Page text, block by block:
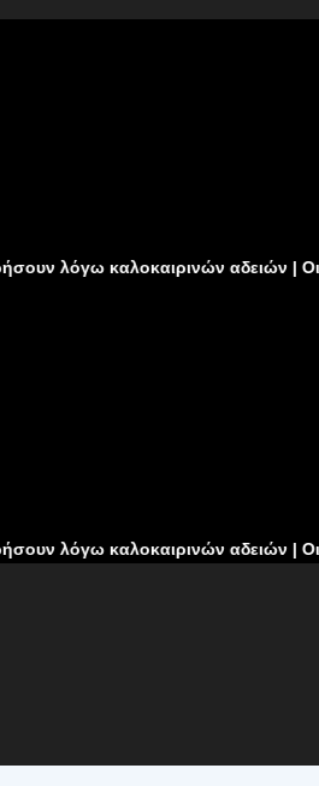
αδειών | Οι
αδειών | Οι